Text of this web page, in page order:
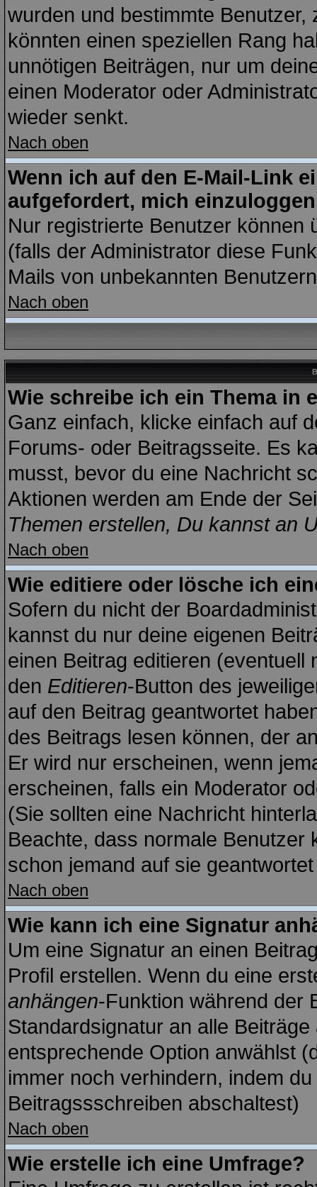
wurden und bestimmte
könnten einen speziellen Rang
unnötigen Beiträgen, nur um
einen Moderator oder
wieder senkt.
Nach oben
Wenn ich auf den E-Mail-Link
aufgefordert, mich
Nur registrierte Benutzer können
(falls der Administrator diese
Mails von unbekannten
Nach oben
Wie schreibe ich ein Thema in
Ganz einfach, klicke einfach auf
Forums- oder Beitragsseite. Es
musst, bevor du eine Nachricht
Aktionen werden am Ende der
Themen erstellen, Du kannst an
Nach oben
Wie editiere oder lösche ich
Sofern du nicht der
kannst du nur deine eigenen
einen Beitrag editieren
den Editieren-Button des
auf den Beitrag geantwortet
des Beitrags lesen können, der
Er wird nur erscheinen, wenn
erscheinen, falls ein Moderator
(Sie sollten eine Nachricht
Beachte, dass normale Benutzer
schon jemand auf sie
Nach oben
Wie kann ich eine Signatur
Um eine Signatur an einen
Profil erstellen. Wenn du eine
anhängen-Funktion während der
Standardsignatur an alle
entsprechende Option anwählst
immer noch verhindern, indem
Beitragssschreiben abschaltest)
Nach oben
Wie erstelle ich eine Umfrage?